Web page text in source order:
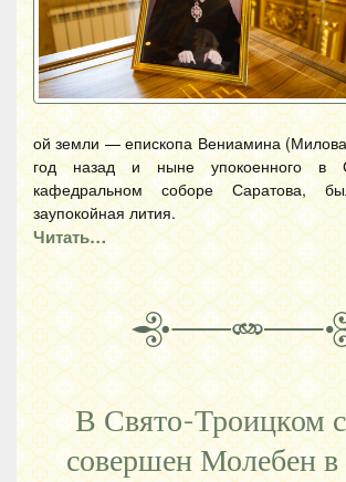
ой земли — епископа Вениамина
год назад и ныне упокоенного в
кафедральном соборе Саратова,
заупокойная лития.
Читать…
В Свято-Троицком
совершен Молебен